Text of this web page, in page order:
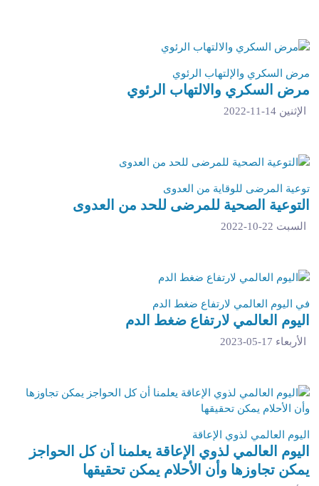
مرض السكري والإلتهاب الرئوي
مرض السكري والالتهاب الرئوي
الإثنين 14-11-2022
توعية المرضى للوقاية من العدوى
التوعية الصحية للمرضى للحد من العدوى
السبت 22-10-2022
في اليوم العالمي لارتفاع ضغط الدم
اليوم العالمي لارتفاع ضغط الدم
الأربعاء 17-05-2023
اليوم العالمي لذوي الإعاقة
اليوم العالمي لذوي الإعاقة يعلمنا أن كل الحواجز
يمكن تجاوزها وأن الأحلام يمكن تحقيقها